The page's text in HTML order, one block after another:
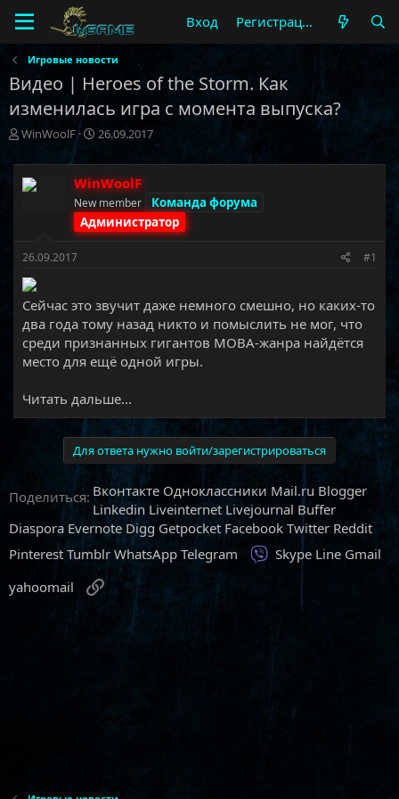
Вход Регистрация
Игровые новости
Видео | Heroes of the Storm. Как
изменилась игра с момента выпуска?
А
т
о
р
ы
WinWoolF
Д
т
а
н
а
ч
26.09.2017
WinWoolF
New member
Команда форума
Администратор
26.09.2017 #1
Сейчас это звучит даже немного смешно, но каких-то
два года тому назад никто и помыслить не мог, что
среди признанных гигантов MOBA-жанра найдётся
место для ещё одной игры.​
Читать дальше...
Для ответа нужно войти/зарегистрироваться
Поделиться: Вконтакте Одноклассники Mail.ru Blogger
Linkedin Liveinternet Livejournal Buffer
Diaspora Evernote Digg Getpocket Facebook Twitter Reddit
Pinterest Tumblr WhatsApp Telegram Viber
Skype Line Gmail
yahoomail
Ссылка